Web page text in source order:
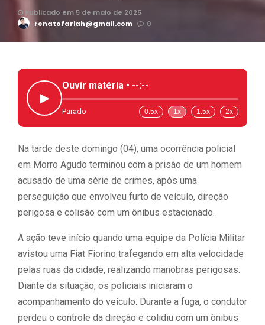
Publicado em 5 de maio de 2025
renatofariah@gmail.com
0
▶
Ouvir matéria • --:--
Parado 0.5x 1x 1.5x 2x
Na tarde deste domingo (04), uma ocorrência policial
em Morro Agudo terminou com a prisão de um homem
acusado de uma série de crimes, após uma
perseguição que envolveu furto de veículo, direção
perigosa e colisão com um ônibus estacionado.
A ação teve início quando uma equipe da Polícia Militar
avistou uma Fiat Fiorino trafegando em alta velocidade
pelas ruas da cidade, realizando manobras perigosas.
Diante da situação, os policiais iniciaram o
acompanhamento do veículo. Durante a fuga, o condutor
perdeu o controle da direção e colidiu com um ônibus